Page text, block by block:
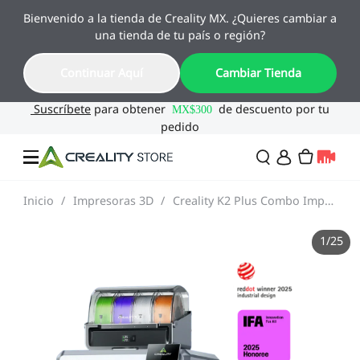
🔥 Ofertas de Regreso a Clases
Hasta 55% OFF · Del 1 al 25 de agosto
19 00
Hora
03
Min
39
Ofertas
Creality Regreso a
Clases
Flash Sale
SPARKX🏆
Inicio / Impresoras 3D / Creality K2 Plus Combo Impresora 3D
1/25
Bienvenido a la tienda de Creality MX. ¿Quieres cambiar a
una tienda de tu país o región?
Cambiar Tienda